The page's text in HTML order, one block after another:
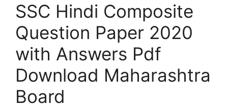
SSC Hindi Composite
Question Paper 2020
with Answers Pdf
Download Maharashtra
Board